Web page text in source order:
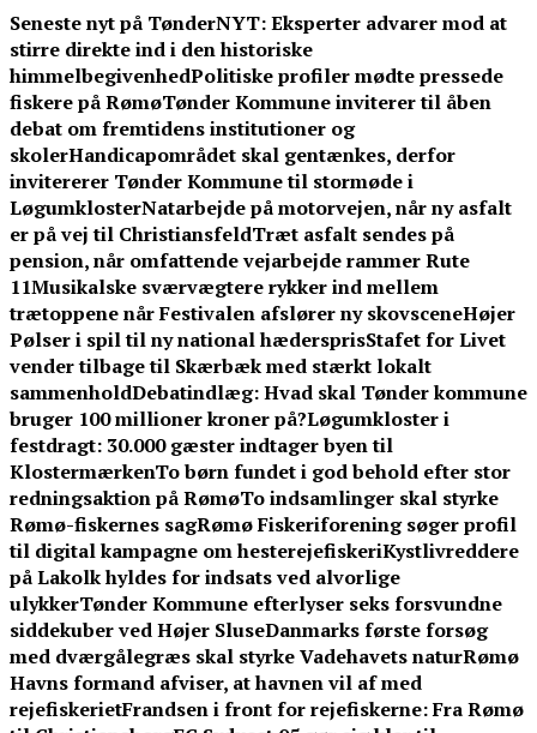
Skip
to
content
Seneste nyt på TønderNYT:Eksperter advarer mod at
stirre direkte ind i den historiske
himmelbegivenhedPolitiske profiler mødte pressede
fiskere på RømøTønder Kommune inviterer til åben
debat om fremtidens institutioner og
skolerHandicapområdet skal gentænkes, derfor
invitererer Tønder Kommune til stormøde i
LøgumklosterNatarbejde på motorvejen, når ny asfalt
er på vej til ChristiansfeldTræt asfalt sendes på
pension, når omfattende vejarbejde rammer Rute
11Musikalske sværvægtere rykker ind mellem
trætoppene når Festivalen afslører ny skovsceneHøjer
Pølser i spil til ny national hædersprisStafet for Livet
vender tilbage til Skærbæk med stærkt lokalt
sammenholdDebatindlæg: Hvad skal Tønder kommune
bruger 100 millioner kroner på?Løgumkloster i
festdragt: 30.000 gæster indtager byen til
KlostermærkenTo børn fundet i god behold efter stor
redningsaktion på RømøTo indsamlinger skal styrke
Rømø-fiskernes sagRømø Fiskeriforening søger profil
til digital kampagne om hesterejefiskeriKystlivreddere
på Lakolk hyldes for indsats ved alvorlige
ulykkerTønder Kommune efterlyser seks forsvundne
siddekuber ved Højer SluseDanmarks første forsøg
med dværgålegræs skal styrke Vadehavets naturRømø
Havns formand afviser, at havnen vil af med
rejefiskerietFrandsen i front for rejefiskerne: Fra Rømø